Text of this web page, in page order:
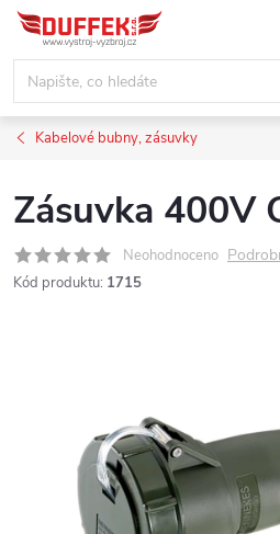
Přejít
obsah
Kabelové bubny, zásuvky
Zásuvka 400V
Neohodnoceno
Kód produktu: 1715